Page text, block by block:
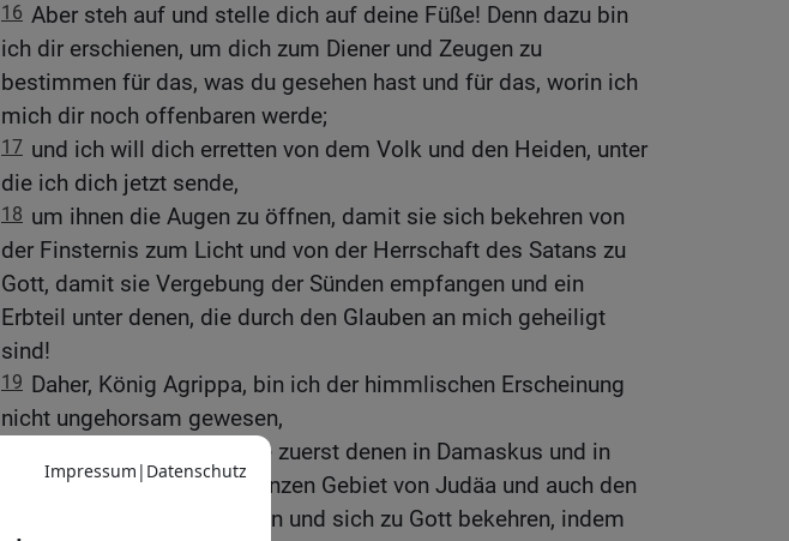
16 Aber steh auf und stelle dich auf deine Füße! Denn dazu bin
ich dir erschienen, um dich zum Diener und Zeugen zu
bestimmen für das, was du gesehen hast und für das, worin ich
mich dir noch offenbaren werde;
17 und ich will dich erretten von dem Volk und den Heiden, unter
die ich dich jetzt sende,
18 um ihnen die Augen zu öffnen, damit sie sich bekehren von
der Finsternis zum Licht und von der Herrschaft des Satans zu
Gott, damit sie Vergebung der Sünden empfangen und ein
Erbteil unter denen, die durch den Glauben an mich geheiligt
sind!
19 Daher, König Agrippa, bin ich der himmlischen Erscheinung
nicht ungehorsam gewesen,
sondern ich verkündigte zuerst denen in Damaskus und in
Jerusalem und dann im ganzen Gebiet von Judäa und auch den
Heiden, sie sollten Buße tun und sich zu Gott bekehren, indem